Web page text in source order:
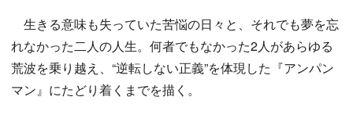
生きる意味も失っていた苦悩の日々と、それでも夢を忘
れなかった二人の人生。何者でもなかった2人があらゆる
荒波を乗り越え、“逆転しない正義”を体現した『アンパン
マン』にたどり着くまでを描く。